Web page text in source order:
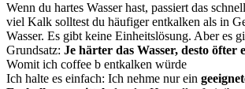
Wenn du hartes Wasser hast, passiert das
viel Kalk solltest du häufiger entkalken als in
Wasser. Es gibt keine Einheitslösung. Aber es
Grundsatz: Je härter das Wasser, desto öfter
Womit ich coffee b entkalken würde
Ich halte es einfach: Ich nehme nur ein